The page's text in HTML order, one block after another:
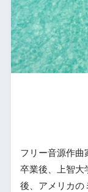
フリー音源作曲
卒業後、上智大
後、アメリカの